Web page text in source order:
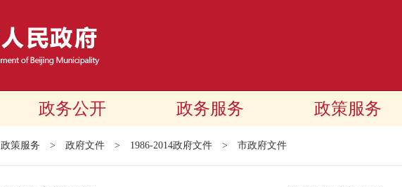
政务公开 政务服务 政策服务
政策服务 > 政府文件 > 1986-2014政府文件 > 市政府文件